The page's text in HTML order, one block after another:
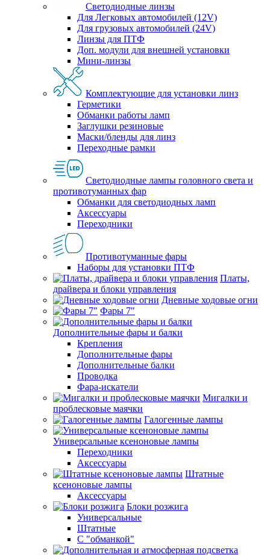
Светодиодные линзы
Для Легковых автомобилей (12V)
Для грузовых автомобилей (24V)
Линзы для ПТФ
Доп. модули для внешней установки
Мини-линзы
Комплектующие для установки линз
Герметики
Обманки работы ламп
Заглушки резиновые
Маски/бленды для линз
Переходные рамки
Светодиодные лампы головного света и
противотуманных фар
Обманки для светодиодных ламп
Аксессуары
Переходники
Противотуманные фары
Наборы для установки ПТФ
Платы,
драйвера и блоки управления
Дневные ходовые огни
Фары 7"
Дополнительные фары и балки
Крепления
Дополнительные фары
Дополнительные балки
Проводка
Фара-искатели
Мигалки и
проблесковые маячки
Галогенные лампы
Универсальные ксеноновые лампы
Переходники
Аксессуары
Штатные
ксеноновые лампы
Аксессуары
Блоки розжига
Универсальные
Штатные
С "обманкой"